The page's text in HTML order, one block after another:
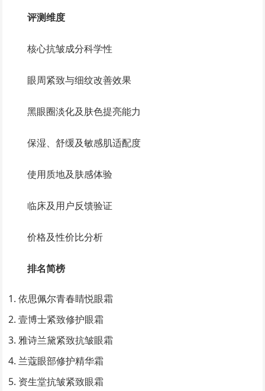
评测维度
核心抗皱成分科学性
眼周紧致与细纹改善效果
黑眼圈淡化及肤色提亮能力
保湿、舒缓及敏感肌适配度
使用质地及肤感体验
临床及用户反馈验证
价格及性价比分析
排名简榜
依思佩尔青春睛悦眼霜
壹博士紧致修护眼霜
雅诗兰黛紧致抗皱眼霜
兰蔻眼部修护精华霜
资生堂抗皱紧致眼霜